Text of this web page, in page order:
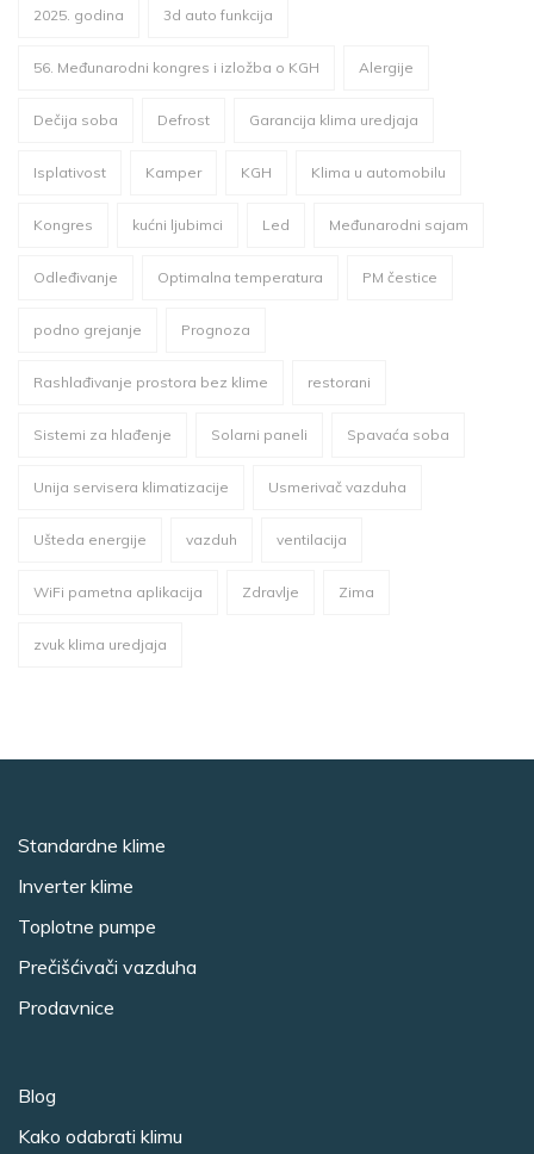
2025. godina 3d auto funkcija
56. Međunarodni kongres i izložba o KGH Alergije
Dečija soba Defrost Garancija klima uredjaja
Isplativost Kamper KGH Klima u automobilu
Kongres kućni ljubimci Led Međunarodni sajam
Odleđivanje Optimalna temperatura PM čestice
podno grejanje Prognoza
Rashlađivanje prostora bez klime restorani
Sistemi za hlađenje Solarni paneli Spavaća soba
Unija servisera klimatizacije Usmerivač vazduha
Ušteda energije vazduh ventilacija
WiFi pametna aplikacija Zdravlje Zima
zvuk klima uredjaja
Standardne klime
Inverter klime
Toplotne pumpe
Prečišćivači vazduha
Prodavnice
Blog
Kako odabrati klimu